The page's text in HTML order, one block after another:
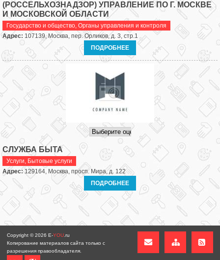
(РОССЕЛЬХОЗНАДЗОР) УПРАВЛЕНИЕ ПО Г. МОСКВЕ
И МОСКОВСКОЙ ОБЛАСТИ
Государство и общество, Органы управления и контроля
Адрес: 107139, Москва, пер. Орликов, д. 3, стр.1
ПОДРОБНЕЕ
СЛУЖБА БЫТА
Услуги, Бытовые услуги
Адрес:129164, Москва, просп. Мира, д. 122
ПОДРОБНЕЕ
Copyright © 2026 E-YOU .ru
Копирование материалов сайта только с
разрешения правообладателя.